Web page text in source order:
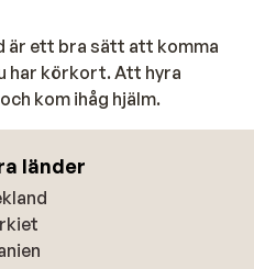
är ett bra sätt att komma
har körkort. Att hyra
kom ihåg hjälm.
länder